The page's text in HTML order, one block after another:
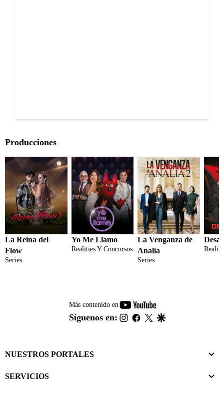
Producciones
La Reina del
Flow
Series
Yo Me Llamo
Realities Y Concursos
La Venganza de
Analía
Series
Más contenido en
youtube-
footer
Síguenos en: instagram
facebook
twitter
NUESTROS PORTALES
SERVICIOS